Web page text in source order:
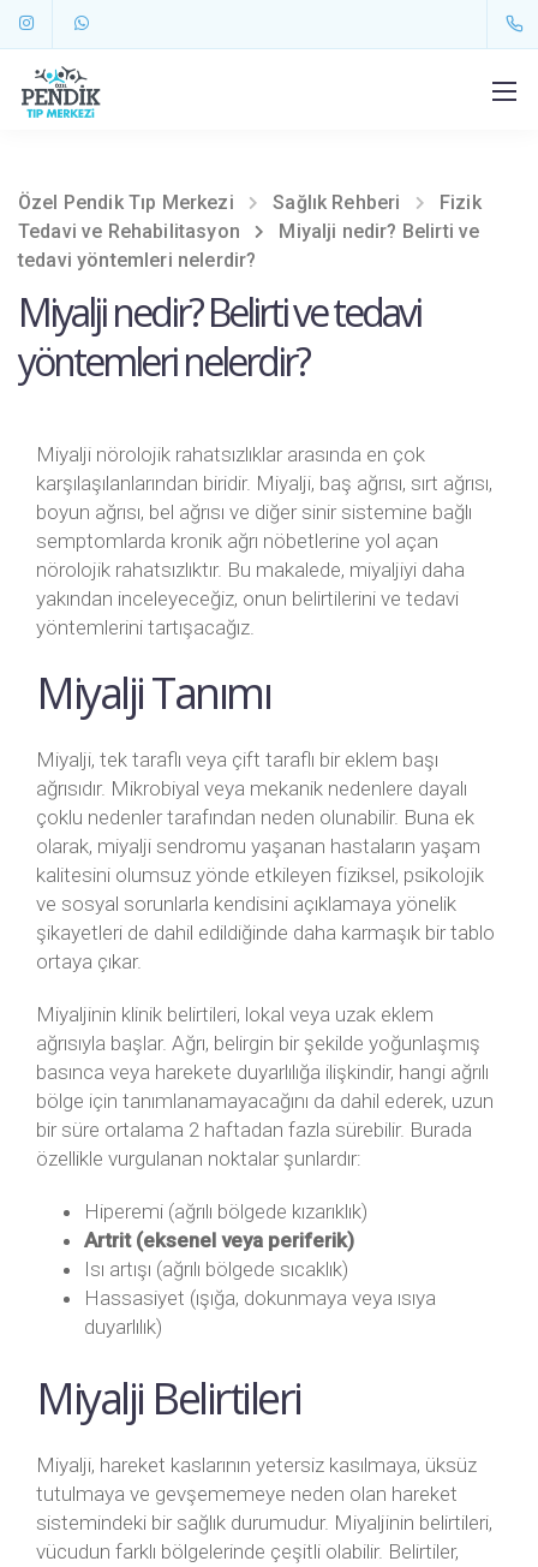
Özel Pendik Tıp Merkezi Sağlık Rehberi
Fizik
Tedavi ve Rehabilitasyon
Miyalji nedir? Belirti ve
tedavi yöntemleri nelerdir?
Miyalji nedir? Belirti ve tedavi
yöntemleri nelerdir?
Miyalji nörolojik rahatsızlıklar arasında en çok
karşılaşılanlarından biridir. Miyalji, baş ağrısı, sırt ağrısı,
boyun ağrısı, bel ağrısı ve diğer sinir sistemine bağlı
semptomlarda kronik ağrı nöbetlerine yol açan
nörolojik rahatsızlıktır. Bu makalede, miyaljiyi daha
yakından inceleyeceğiz, onun belirtilerini ve tedavi
yöntemlerini tartışacağız.
Miyalji Tanımı
Miyalji, tek taraflı veya çift taraflı bir eklem başı
ağrısıdır. Mikrobiyal veya mekanik nedenlere dayalı
çoklu nedenler tarafından neden olunabilir. Buna ek
olarak, miyalji sendromu yaşanan hastaların yaşam
kalitesini olumsuz yönde etkileyen fiziksel, psikolojik
ve sosyal sorunlarla kendisini açıklamaya yönelik
şikayetleri de dahil edildiğinde daha karmaşık bir tablo
ortaya çıkar.
Miyaljinin klinik belirtileri, lokal veya uzak eklem
ağrısıyla başlar. Ağrı, belirgin bir şekilde yoğunlaşmış
basınca veya harekete duyarlılığa ilişkindir, hangi ağrılı
bölge için tanımlanamayacağını da dahil ederek, uzun
bir süre ortalama 2 haftadan fazla sürebilir. Burada
özellikle vurgulanan noktalar şunlardır:
Hiperemi (ağrılı bölgede kızarıklık)
Artrit (eksenel veya periferik)
Isı artışı (ağrılı bölgede sıcaklık)
Hassasiyet (ışığa, dokunmaya veya ısıya
duyarlılık)
Miyalji Belirtileri
Miyalji, hareket kaslarının yetersiz kasılmaya, üksüz
tutulmaya ve gevşememeye neden olan hareket
sistemindeki bir sağlık durumudur. Miyaljinin belirtileri,
vücudun farklı bölgelerinde çeşitli olabilir. Belirtiler,